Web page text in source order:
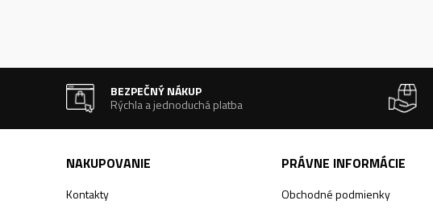
BEZPEČNÝ NÁKUP
Rýchla a jednoduchá platba
NAKUPOVANIE
Kontakty
PRÁVNE INFORMÁCIE
Obchodné podmienky